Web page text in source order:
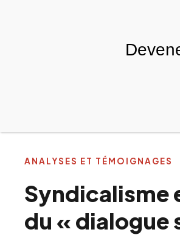
Syndicalisme
du « dialogue
ANALYSES ET TÉMOIGNAGES